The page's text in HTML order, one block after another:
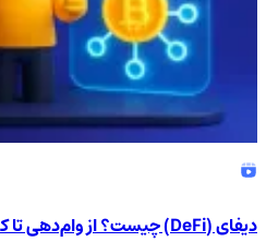
دیفای (DeFi) چیست؟ از وام‌دهی تا کسب درآمد